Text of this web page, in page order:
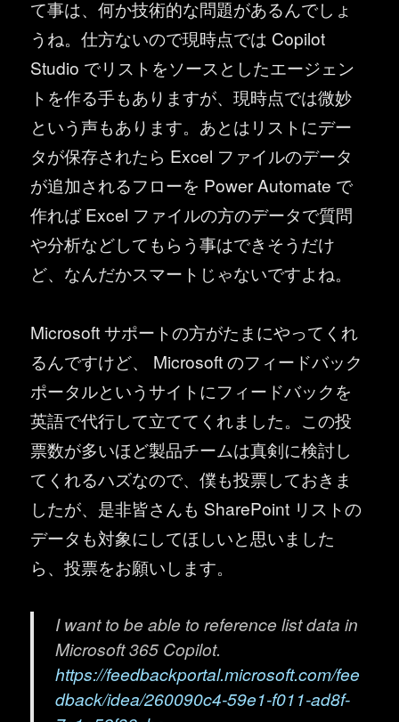
て事は、何か技術的な問題があるんでしょ
うね。仕方ないので現時点では Copilot
Studio でリストをソースとしたエージェン
トを作る手もありますが、現時点では微妙
という声もあります。あとはリストにデー
タが保存されたら Excel ファイルのデータ
が追加されるフローを Power Automate で
作れば Excel ファイルの方のデータで質問
や分析などしてもらう事はできそうだけ
ど、なんだかスマートじゃないですよね。
Microsoft サポートの方がたまにやってくれ
るんですけど、 Microsoft のフィードバック
ポータルというサイトにフィードバックを
英語で代行して立ててくれました。この投
票数が多いほど製品チームは真剣に検討し
てくれるハズなので、僕も投票しておきま
したが、是非皆さんも SharePoint リストの
データも対象にしてほしいと思いました
ら、投票をお願いします。
I want to be able to reference list data in
Microsoft 365 Copilot.
https://feedbackportal.microsoft.com/fee
dback/idea/260090c4-59e1-f011-ad8f-